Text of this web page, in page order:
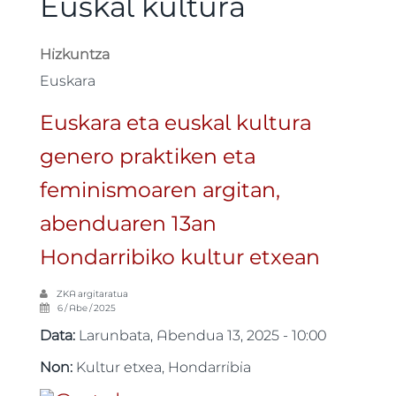
Euskal kultura
Hizkuntza
Euskara
Euskara eta euskal kultura
genero praktiken eta
feminismoaren argitan,
abenduaren 13an
Hondarribiko kultur etxean
ZKA argitaratua
6 / Abe / 2025
Data: Larunbata, Abendua 13, 2025 - 10:00
Non: Kultur etxea, Hondarribia